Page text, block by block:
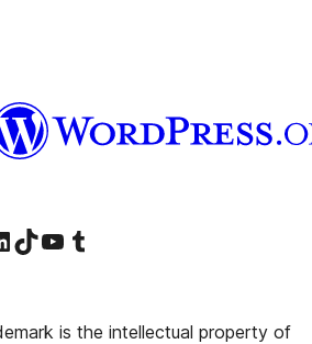
トへTikTok アカウントへYouTube チャンネルへ Tumblr アカウントへ
is the intellectual property of